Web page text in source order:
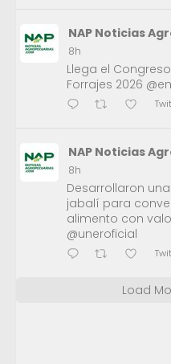
NAP Noticias
8h
Llega el
Forrajes 2026
NAP Noticias
8h
Desarrollaron
jabalí para
alimento con
@uneroficial
Load